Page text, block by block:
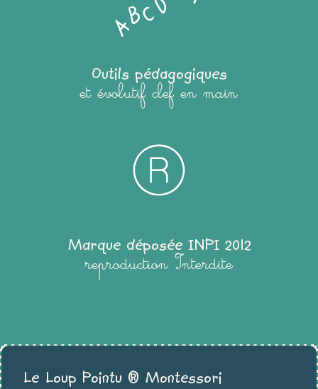
Outils pédagogiques
et évolutif clef en main
Marque déposée INPI 2012
reproduction Interdite
Le Loup Pointu ® Montessori